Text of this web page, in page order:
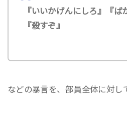
『いいかげんにしろ』『ば
『殺すぞ』
などの暴言を、部員全体に対し